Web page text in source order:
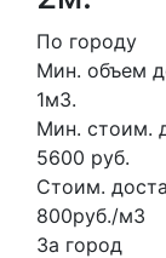
По городу
Мин. объем
1м3.
Мин. стоим.
5600 руб.
Стоим.
800руб./м3
За город